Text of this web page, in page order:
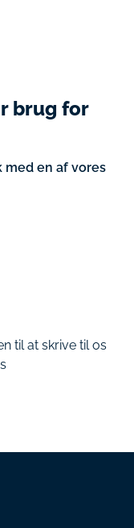
brug for
med en af vores
til at skrive til os